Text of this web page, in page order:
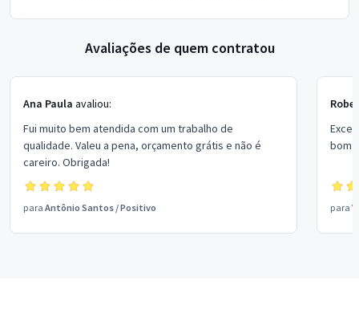
Avaliações de quem contratou
Ana Paula avaliou:
Fui muito bem atendida com um trabalho de
qualidade. Valeu a pena, orçamento grátis e não é
careiro. Obrigada!
para Antônio Santos /Positivo
bom
para